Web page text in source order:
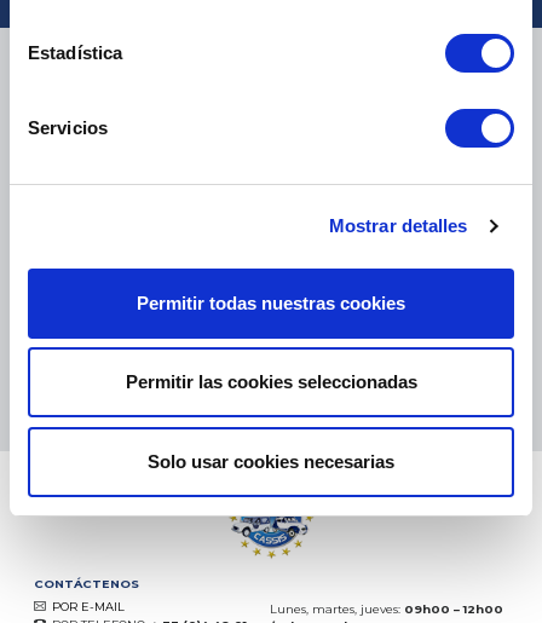
Estadística
Servicios
Mostrar detalles
Permitir todas nuestras cookies
Permitir las cookies seleccionadas
Solo usar cookies necesarias
PAQUETES PEQUEÑOS:COLISSIMO, TNT, DPD-PAQUETES GRANDES:TNT, GÉODIS, FRANCE EXPRESS, DPD
THE FEEDBACK
Excelente:4.5/5
(desde 2018)
CONTÁCTENOS
POR E-MAIL
Lunes, martes, jueves: 09h00 – 12h00